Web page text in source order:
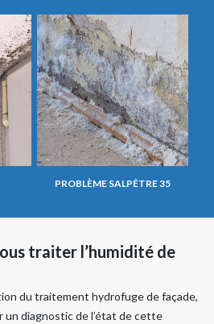
PROBLÈME SALPÊTRE 35
traiter l’humidité de
du traitement hydrofuge de façade,
diagnostic de l’état de cette